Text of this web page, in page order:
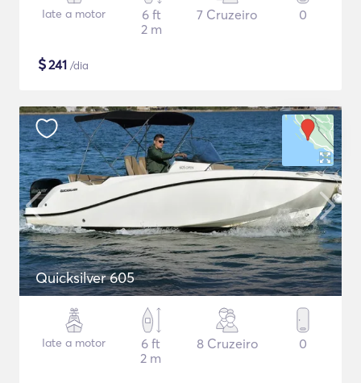
Iate a motor
6 ft
2 m
7 Cruzeiro 0
$241 /dia
Quicksilver 605
Iate a motor
6 ft
2 m
8 Cruzeiro 0